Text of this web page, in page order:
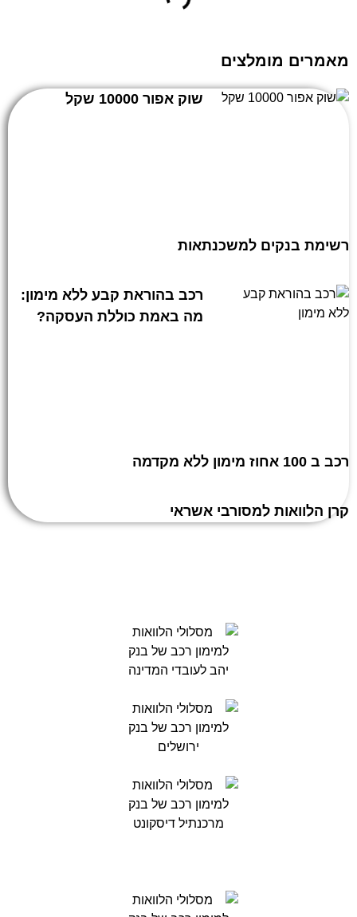
מאמרים מומלצים
שוק אפור 10000 שקל
רשימת בנקים למשכנתאות
רכב בהוראת קבע ללא מימון:
מה באמת כוללת העסקה?
רכב ב 100 אחוז מימון ללא מקדמה
קרן הלוואות למסורבי אשראי